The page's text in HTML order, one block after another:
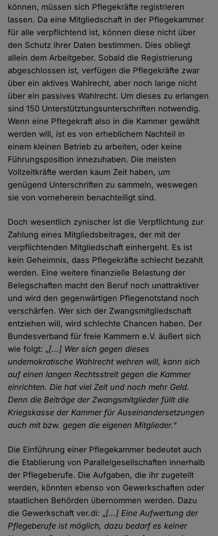
können, müssen sich Pflegekräfte registrieren
lassen. Da eine Mitgliedschaft in der Pflegekammer
für alle verpflichtend ist, können diese nicht über
den Schutz ihrer Daten bestimmen. Dies obliegt
allein dem Arbeitgeber. Sobald die Registrierung
abgeschlossen ist, verfügen die Pflegekräfte zwar
über ein aktives Wahlrecht, aber noch lange nicht
über ein passives Wahlrecht. Um dieses zu erlangen
sind 150 Unterstütztungsunterschriften notwendig.
Wenn eine Pflegekraft also in die Kammer gewählt
werden will, ist es von erheblichem Nachteil in
einem kleinen Betrieb zu arbeiten, oder keine
Führungsposition innezuhaben. Die meisten
Vollzeitkräfte werden kaum Zeit haben, um
genügend Unterschriften zu sammeln, weswegen
sie von vorneherein benachteiligt sind.
Doch wesentlich zynischer ist die Verpflichtung zur
Zahlung eines Mitgliedsbeitrages, der mit der
verpflichtenden Mitgliedschaft einhergeht. Es ist
kein Geheimnis, dass Pflegekräfte schlecht bezahlt
werden. Eine weitere finanzielle Belastung der
Belegschaften macht den Beruf noch unattraktiver
und wird den gegenwärtigen Pflegenotstand noch
verschärfen. Wer sich der Zwangsmitgliedschaft
entziehen will, wird schlechte Chancen haben. Der
Bundesverband für freie Kammern e.V. äußert sich
wie folgt: „[...] Wer sich gegen dieses
undemokratische Wahlrecht wehren will, kann sich
auf einen langen Rechtsstreit gegen die Kammer
einrichten. Die hat viel Zeit und noch mehr Geld.
Denn die Beiträge der Zwangsmitglieder füllt die
Kriegskasse der Kammer für Auseinandersetzungen
auch mit bzw. gegen die eigenen Mitglieder.“
Die Einführung einer Pflegekammer bedeutet auch
die Etablierung von Parallelgesellschaften innerhalb
der Pflegeberufe. Die Aufgaben, die ihr zugeteilt
werden, könnten ebenso von Gewerkschaften oder
staatlichen Behörden übernommen werden. Dazu
die Gewerkschaft ver.di: „[...] Eine Aufwertung der
Pflegeberufe ist möglich, dazu bedarf es keiner